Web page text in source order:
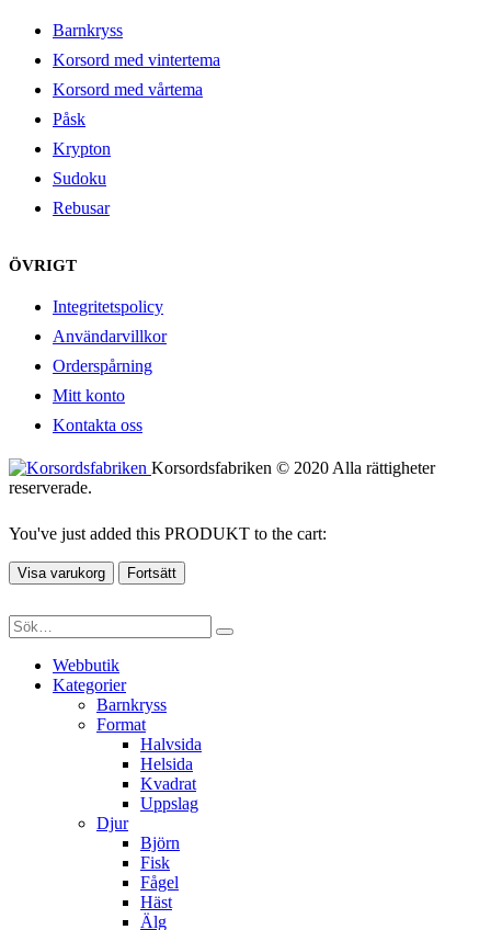
Barnkryss
Korsord med vintertema
Korsord med vårtema
Påsk
Krypton
Sudoku
Rebusar
ÖVRIGT
Integritetspolicy
Användarvillkor
Orderspårning
Mitt konto
Kontakta oss
Korsordsfabriken © 2020 Alla rättigheter
reserverade.
You've just added this PRODUKT to the cart:
Visa varukorg Fortsätt
Webbutik
Kategorier
Barnkryss
Format
Halvsida
Helsida
Kvadrat
Uppslag
Djur
Björn
Fisk
Fågel
Häst
Älg